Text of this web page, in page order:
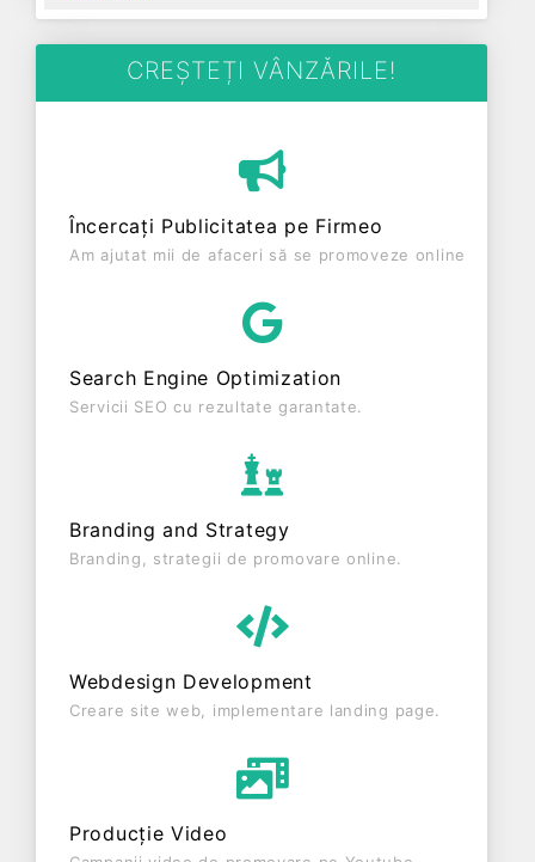
extractia pietrei calcaroase, ghipsului, cretei si a
ardeziei avand codul 0811. Cu sediul social
ALBA, compania aduce o contribuție semnificativă
pe piața de profil. AGREGATE BAIA S.R.L. a fost
Conform ultimului bilanț, societatea a înregistrat un
profit de 0 RON și o cifră de afaceri de 0 RON,
de salariați pe ultimul an fiscal. AGREGATE BAIA
S.R.L. este o entitate activa din punct de vedere
fiscal si are status: FUNCTIUNE. Societatea nu
este plătitoare de TVA.
CREȘTEȚI VÂNZĂRILE!
Încercați Publicitatea pe Firmeo
Am ajutat mii de afaceri să se promoveze online
Search Engine Optimization
Servicii SEO cu rezultate garantate.
Branding and Strategy
Branding, strategii de promovare online.
Webdesign Development
Creare site web, implementare landing page.
Producție Video